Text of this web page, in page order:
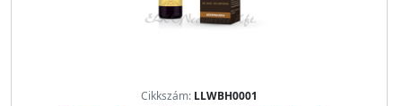
Cikkszám: LLWBH0001